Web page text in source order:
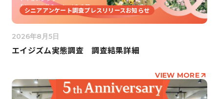
シニアアンケート調査プレスリリースお知らせ
2026年8月5日
エイジズム実態調査 調査結果詳細
VIEW MORE